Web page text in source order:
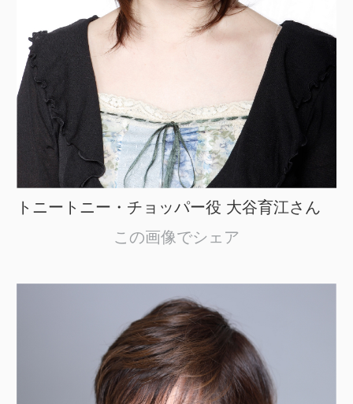
トニートニー・チョッパー役 大谷育江さん
この画像でシェア